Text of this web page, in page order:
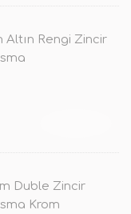
Altın Rengi Zincir
Duble Zincir
Krom